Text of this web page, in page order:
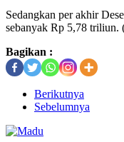
Sedangkan per akhir
sebanyak Rp 5,78
Bagikan :
Berikutnya
Sebelumnya